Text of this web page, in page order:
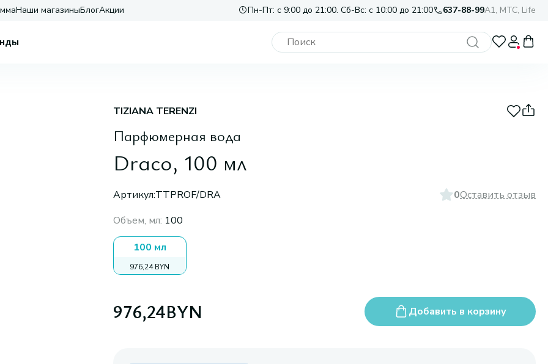
Наши магазиныБлогАкции Пн-Пт: с 9:00 до 21:00. Сб-Вс: с 10:00 до 21:00 637-88-99A1, МТС, Life
TIZIANA TERENZI
Парфюмерная вода
Draco, 100 мл
Артикул:TTPROF/DRA 0Оставить отзыв
Объем, мл: 100
100 мл
976,24 BYN
976,24BYN Добавить в корзину